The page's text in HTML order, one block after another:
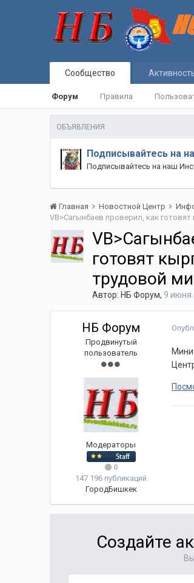
Сообщество
Форум Правила
ОБЪЯВЛЕНИЯ
Подписывайтесь на
Подписывайтесь на наш
Главная Новостной Центр
VB>Сагынбаев проверил, как
готовят
трудовой
Автор: НБ Форум, 9 июня
НБ Форум
Продвинутый
пользователь
Модераторы
0
147 196 публикаций
ГородБишкек
Создайте